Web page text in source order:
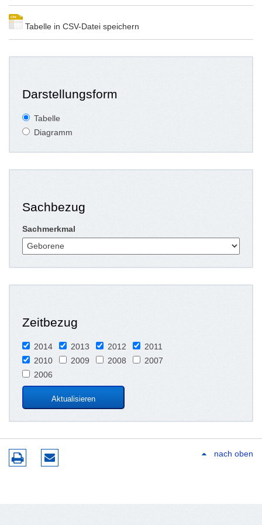
Tabelle in CSV-Datei speichern
Darstellungsform
Tabelle
Diagramm
Sachbezug
Sachmerkmal
Zeitbezug
2014 2013 2012
2011
2010
2009 2008
2007
2006
nach oben